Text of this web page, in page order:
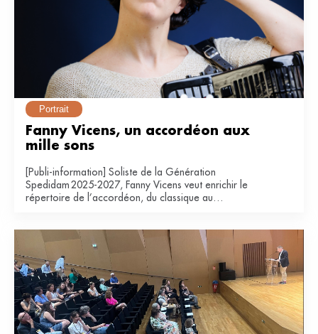
Portrait
Fanny Vicens, un accordéon aux
mille sons
[Publi-information] Soliste de la Génération
Spedidam 2025-2027, Fanny Vicens veut enrichir le
répertoire de l’accordéon, du classique au